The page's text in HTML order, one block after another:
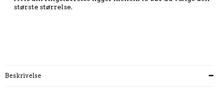
største størrelse.
Beskrivelse